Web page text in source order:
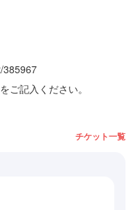
385967
ご記入ください。
チケット一覧